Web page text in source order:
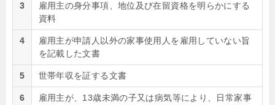
3
雇用主の身分事項、地位及び在留資格を明らかにする
資料
4
雇用主が申請人以外の家事使用人を雇用していない旨
を記載した文書
5 世帯年収を証する文書
6
雇用主が、13歳未満の子又は病気等により、日常家事